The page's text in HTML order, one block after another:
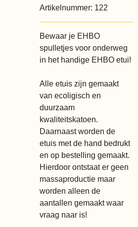
Artikelnummer: 122
Bewaar je EHBO
spulletjes voor onderweg
in het handige EHBO etui!
Alle etuis zijn gemaakt
van ecoligisch en
duurzaam
kwaliteitskatoen.
Daarnaast worden de
etuis met de hand bedrukt
en op bestelling gemaakt.
Hierdoor ontstaat er geen
massaproductie maar
worden alleen de
aantallen gemaakt waar
vraag naar is!